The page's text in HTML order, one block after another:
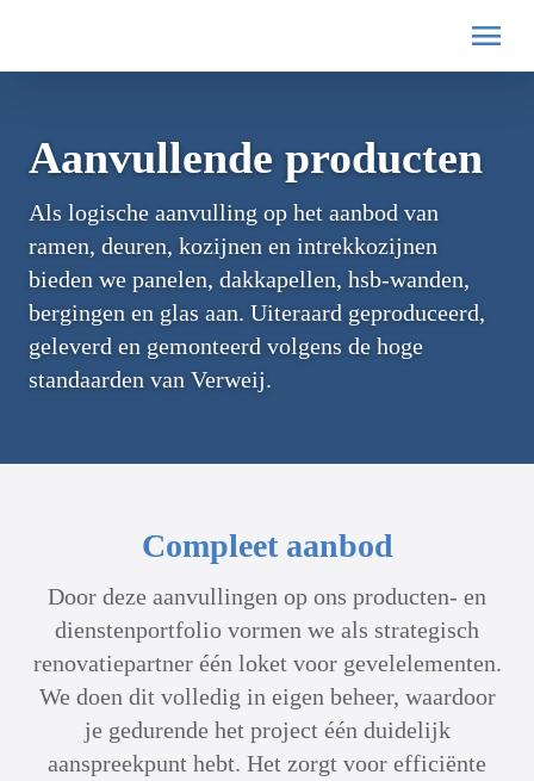
Aanvullende producten
Als logische aanvulling op het aanbod van
ramen, deuren, kozijnen en intrekkozijnen
bieden we panelen, dakkapellen, hsb-wanden,
bergingen en glas aan. Uiteraard geproduceerd,
geleverd en gemonteerd volgens de hoge
standaarden van Verweij.
Compleet aanbod
Door deze aanvullingen op ons producten- en
dienstenportfolio vormen we als strategisch
renovatiepartner één loket voor gevelelementen.
We doen dit volledig in eigen beheer, waardoor
je gedurende het project één duidelijk
aanspreekpunt hebt. Het zorgt voor efficiënte